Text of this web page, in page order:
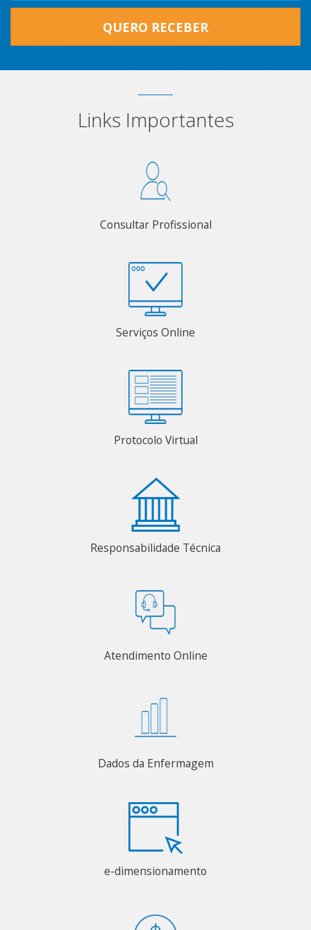
QUERO RECEBER
Links Importantes
Consultar Profissional
Serviços Online
Protocolo Virtual
Responsabilidade Técnica
Atendimento Online
Dados da Enfermagem
e-dimensionamento